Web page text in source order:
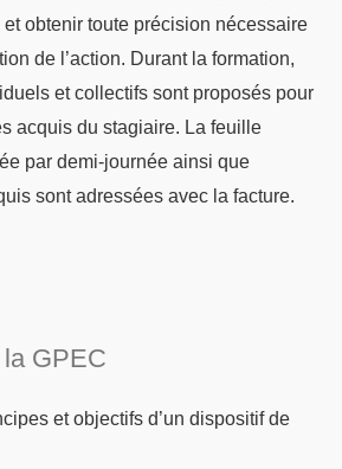
obtenir toute précision nécessaire
de l’action. Durant la formation,
et collectifs sont proposés pour
acquis du stagiaire. La feuille
par demi-journée ainsi que
sont adressées avec la facture.
la GPEC
et objectifs d’un dispositif de